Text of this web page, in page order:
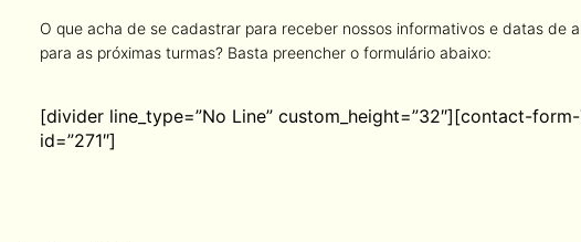
O que acha de se cadastrar para receber nossos informativos e datas de
para as próximas turmas? Basta preencher o formulário abaixo:
[divider line_type=”No Line” custom_height=”32″][contact-
id=”271″]